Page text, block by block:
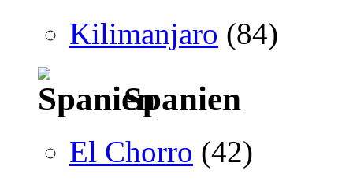
Kilimanjaro (84)
Spanien
El Chorro (42)